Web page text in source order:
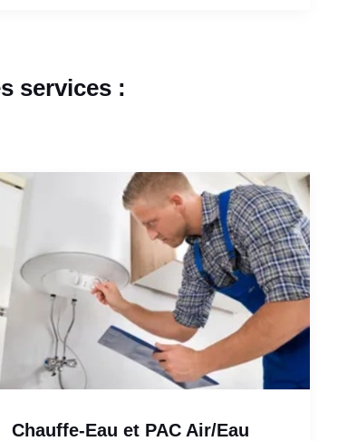
services :
Chauffe-Eau et PAC Air/Eau